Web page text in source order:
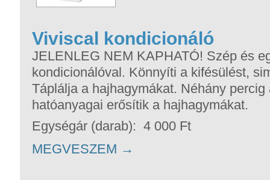
Viviscal kondicionáló
JELENLEG NEM KAPHATÓ! Szép és
kondicionálóval. Könnyíti a kifésülést,
Táplálja a hajhagymákat. Néhány
hatóanyagai erősítik a hajhagymákat.
Egységár (darab): 4 000 Ft
MEGVESZEM →